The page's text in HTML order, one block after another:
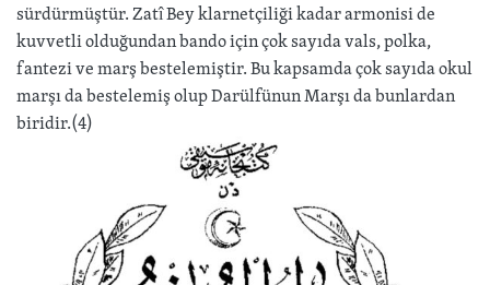
sürdürmüştür. Zatî Bey klarnetçiliği kadar armonisi de
kuvvetli olduğundan bando için çok sayıda vals, polka,
fantezi ve marş bestelemiştir. Bu kapsamda çok sayıda okul
marşı da bestelemiş olup Darülfünun Marşı da bunlardan
biridir.(4)